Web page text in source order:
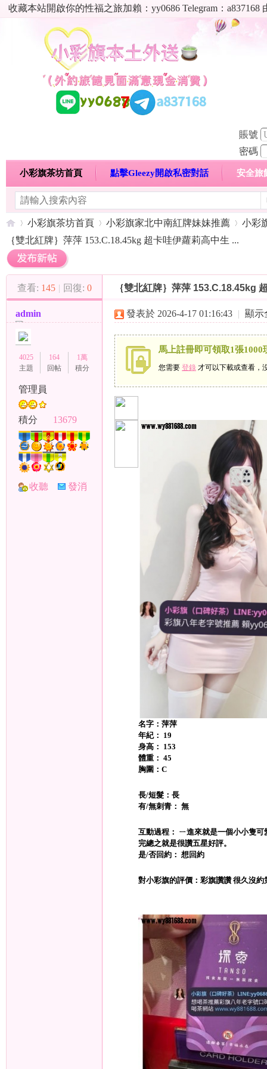
收藏本站開啟你的性福之旅加賴：yy0686 Telegram：
賬號
密碼
小彩旗茶坊首頁 點擊Gleezy開啟私密對話 安全旅
明碼標價特惠專區 熱門喝茶心得分享 高顏值現役
（»
小彩旗茶坊首頁
›
小彩旗家北中南紅牌妹妹推薦
›
小彩
｛雙北紅牌｝萍萍 153.C.18.45kg 超卡哇伊蘿莉高中生 ...
查看: 145 | 回復: 0 ｛雙北紅牌｝萍萍 153.C.18.45kg
admin
4025
主題
164
回帖
1萬
積分
管理員
積分 13679
收聽
發消
發表於 2026-4-17 01:16:43 | 顯示
馬上註冊即可領取1張1000
您需要 登錄 才可以下載或查看，
名字：萍萍
年紀： 19
身高： 153
體重： 45
胸圍：C
長/短髮：長
有/無刺青： 無
互動過程： ㄧ進來就是一個小小隻
完總之就是很讚五星好評。
是/否回約： 想回約
對小彩旗的評價：彩旗讚讚 很久沒